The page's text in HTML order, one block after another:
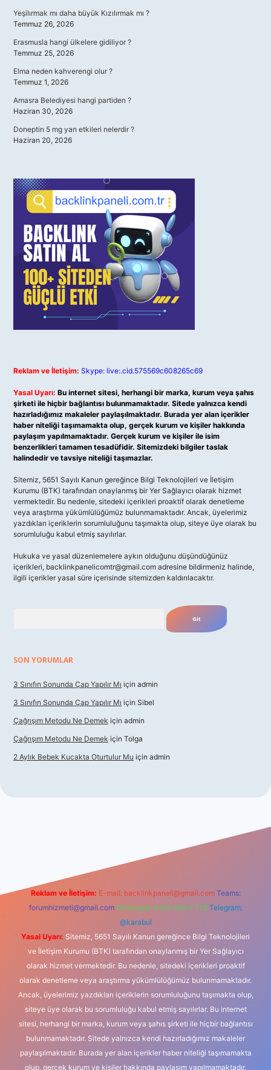
Yeşilırmak mı daha büyük Kızılırmak mı ?
Temmuz 26, 2026
Erasmusla hangi ülkelere gidiliyor ?
Temmuz 25, 2026
Elma neden kahverengi olur ?
Temmuz 1, 2026
Amasra Belediyesi hangi partiden ?
Haziran 30, 2026
Doneptin 5 mg yan etkileri nelerdir ?
Haziran 20, 2026
Reklam ve İletişim: Skype: live:.cid.575569c608265c69
Yasal Uyarı: Bu internet sitesi, herhangi bir marka, kurum veya şahıs
şirketi ile hiçbir bağlantısı bulunmamaktadır. Sitede yalnızca kendi
hazırladığımız makaleler paylaşılmaktadır. Burada yer alan içerikler
haber niteliği taşımamakta olup, gerçek kurum ve kişiler hakkında
paylaşım yapılmamaktadır. Gerçek kurum ve kişiler ile isim
benzerlikleri tamamen tesadüfidir. Sitemizdeki bilgiler taslak
halindedir ve tavsiye niteliği taşımazlar.
Sitemiz, 5651 Sayılı Kanun gereğince Bilgi Teknolojileri ve İletişim
Kurumu (BTK) tarafından onaylanmış bir Yer Sağlayıcı olarak hizmet
vermektedir. Bu nedenle, sitedeki içerikleri proaktif olarak denetleme
veya araştırma yükümlülüğümüz bulunmamaktadır. Ancak, üyelerimiz
yazdıkları içeriklerin sorumluluğunu taşımakta olup, siteye üye olarak bu
sorumluluğu kabul etmiş sayılırlar.
Hukuka ve yasal düzenlemelere aykırı olduğunu düşündüğünüz
içerikleri, backlinkpanelicomtr@gmail.com adresine bildirmeniz halinde,
ilgili içerikler yasal süre içerisinde sitemizden kaldırılacaktır.
SON YORUMLAR
3 Sınıfın Sonunda Çap Yapılır Mı için admin
3 Sınıfın Sonunda Çap Yapılır Mı için Sibel
Çağrışım Metodu Ne Demek için admin
Çağrışım Metodu Ne Demek için Tolga
2 Aylık Bebek Kucakta Oturtulur Mu için admin
Reklam ve İletişim: E-mail: backlinkpaneli@gmail.com Teams:
forumhizmeti@gmail.com Whatsapp: 0262 606 0 726 Telegram:
@karabul
Yasal Uyarı: Sitemiz, 5651 Sayılı Kanun gereğince Bilgi Teknolojileri
ve İletişim Kurumu (BTK) tarafından onaylanmış bir Yer Sağlayıcı
olarak hizmet vermektedir. Bu nedenle, sitedeki içerikleri proaktif
olarak denetleme veya araştırma yükümlülüğümüz bulunmamaktadır.
Ancak, üyelerimiz yazdıkları içeriklerin sorumluluğunu taşımakta olup,
siteye üye olarak bu sorumluluğu kabul etmiş sayılırlar. Bu internet
sitesi, herhangi bir marka, kurum veya şahıs şirketi ile hiçbir bağlantısı
bulunmamaktadır. Sitede yalnızca kendi hazırladığımız makaleler
paylaşılmaktadır. Burada yer alan içerikler haber niteliği taşımamakta
olup, gerçek kurum ve kişiler hakkında paylaşım yapılmamaktadır.